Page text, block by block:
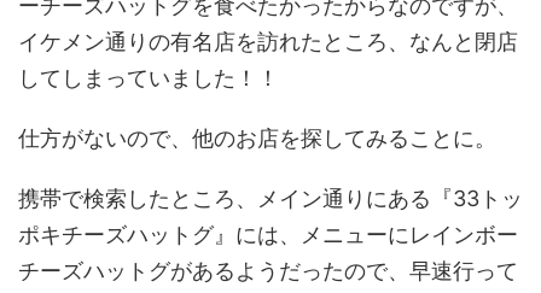
ーチーズハットグを食べたかったからなのですが、
イケメン通りの有名店を訪れたところ、なんと閉店
してしまっていました！！
仕方がないので、他のお店を探してみることに。
携帯で検索したところ、メイン通りにある『33トッ
ポキチーズハットグ』には、メニューにレインボー
チーズハットグがあるようだったので、早速行って